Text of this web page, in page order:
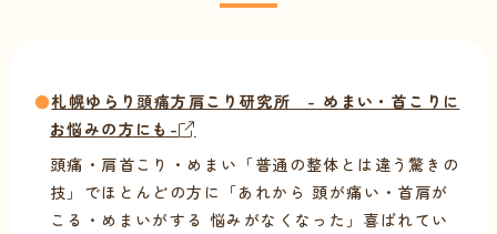
●札幌ゆらり頭痛方肩こり研究所 - めまい・首こりに
お悩みの方にも-
頭痛・肩首こり・めまい「普通の整体とは違う驚きの
技」でほとんどの方に「あれから 頭が痛い・首肩が
こる・めまいがする 悩みがなくなった」喜ばれてい